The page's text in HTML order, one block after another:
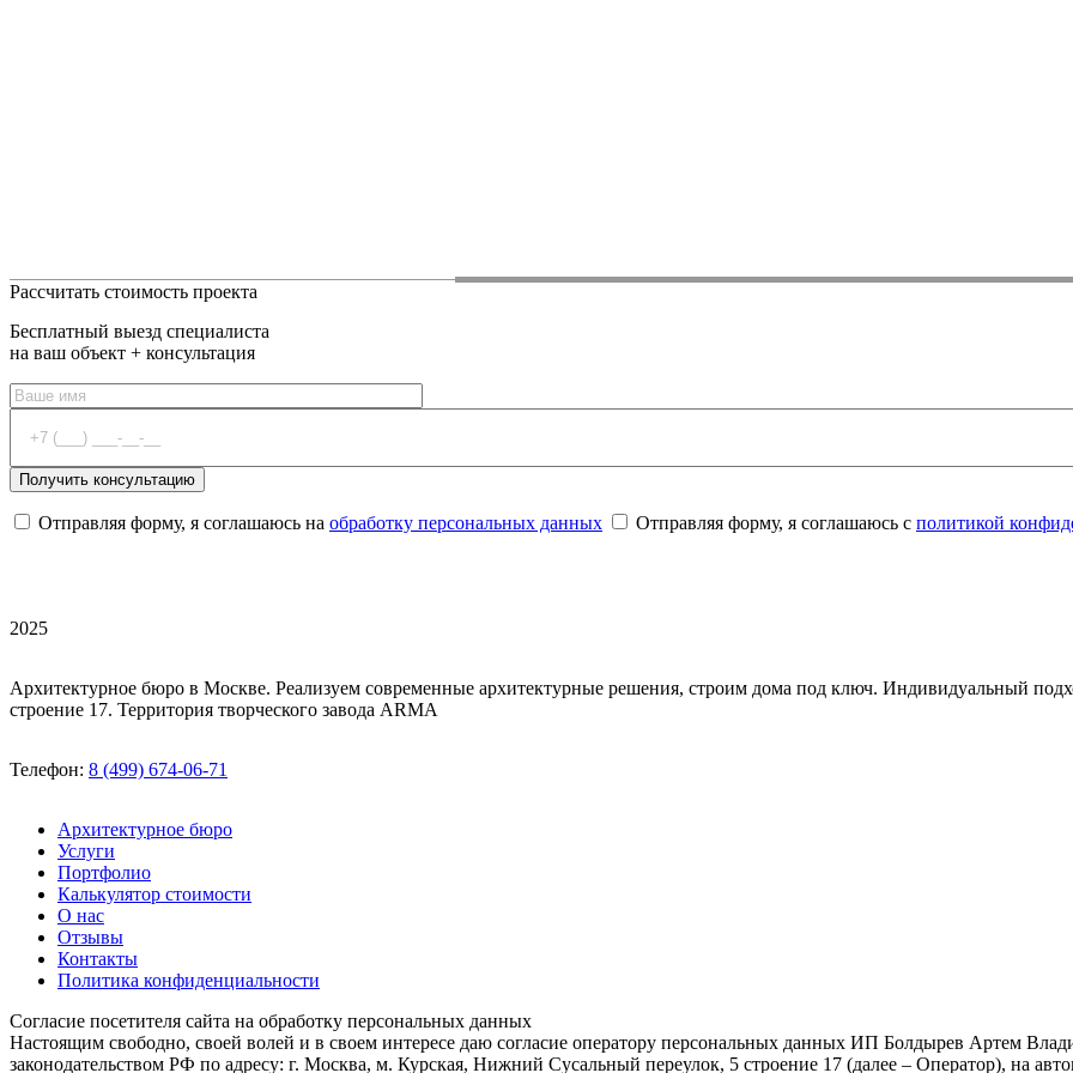
Рассчитать стоимость проекта
Бесплатный выезд специалиста
на ваш объект + консультация
Отправляя форму, я соглашаюсь на обработку персональных данных Отправляя форму, я соглашаюсь с политикой
2025
Архитектурное бюро в Москве. Реализуем современные архитектурные решения, строим дома под ключ. Индивидуальный
строение 17. Территория творческого завода ARMA
Телефон: 8 (499) 674-06-71
Архитектурное бюро
Услуги
Портфолио
Калькулятор стоимости
О нас
Отзывы
Контакты
Политика конфиденциальности
Согласие посетителя сайта на обработку персональных данных
Настоящим свободно, своей волей и в своем интересе даю согласие оператору персональных данных ИП Болдырев Артем
законодательством РФ по адресу: г. Москва, м. Курская, Нижний Сусальный переулок, 5 строение 17 (далее – Оператор), на